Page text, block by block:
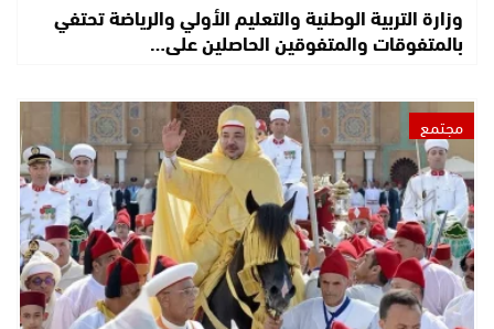
وزارة التربية الوطنية والتعليم الأولي والرياضة تحتفي
بالمتفوقات والمتفوقين الحاصلين على…
مجتمع